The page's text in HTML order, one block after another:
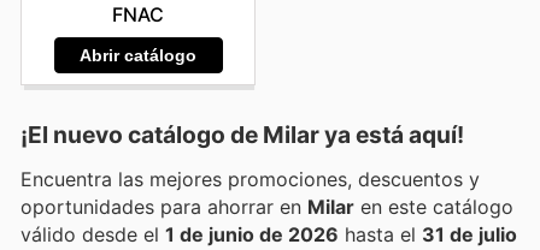
FNAC
Abrir catálogo
¡El nuevo catálogo de Milarya está aquí!
Encuentra las mejores promociones, descuentos y
oportunidades para ahorrar en Milar en este catálogo
válido desde el 1 de junio de 2026 hasta el 31 de julio